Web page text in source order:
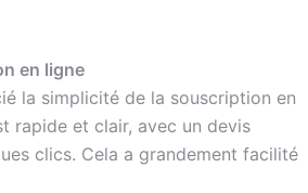
en ligne
la simplicité de la souscription en
rapide et clair, avec un devis
clics. Cela a grandement facilité